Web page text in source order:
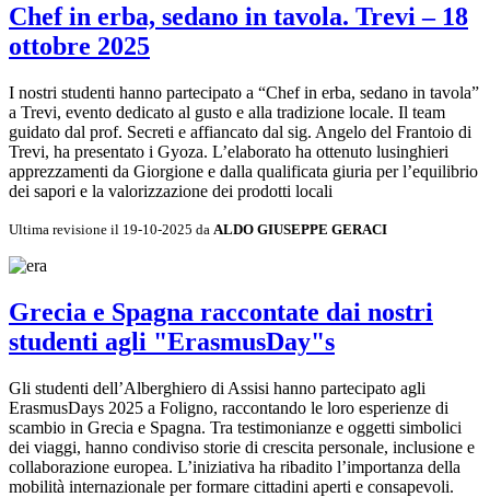
Chef in erba, sedano in tavola. Trevi – 18
ottobre 2025
I nostri studenti hanno partecipato a “Chef in erba, sedano in tavola”
a Trevi, evento dedicato al gusto e alla tradizione locale. Il team
guidato dal prof. Secreti e affiancato dal sig. Angelo del Frantoio di
Trevi, ha presentato i Gyoza. L’elaborato ha ottenuto lusinghieri
apprezzamenti da Giorgione e dalla qualificata giuria per l’equilibrio
dei sapori e la valorizzazione dei prodotti locali
Ultima revisione il 19-10-2025 da ALDO GIUSEPPE GERACI
Grecia e Spagna raccontate dai nostri
studenti agli "ErasmusDay"s
Gli studenti dell’Alberghiero di Assisi hanno partecipato agli
ErasmusDays 2025 a Foligno, raccontando le loro esperienze di
scambio in Grecia e Spagna. Tra testimonianze e oggetti simbolici
dei viaggi, hanno condiviso storie di crescita personale, inclusione e
collaborazione europea. L’iniziativa ha ribadito l’importanza della
mobilità internazionale per formare cittadini aperti e consapevoli.